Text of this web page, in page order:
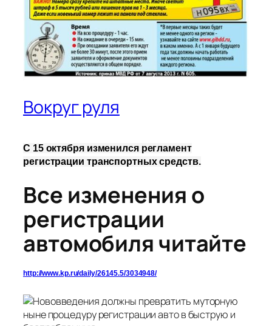
Вокруг руля
С 15 октября изменился регламент
регистрации транспортных средств.
Все изменения о
регистрации
автомобиля читайте
http://www.kp.ru/daily/26145.5/3034948/